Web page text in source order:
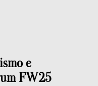
e
FW25